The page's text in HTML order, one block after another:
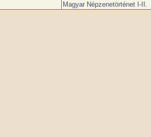
Magyar Népzenetörténet I-II.